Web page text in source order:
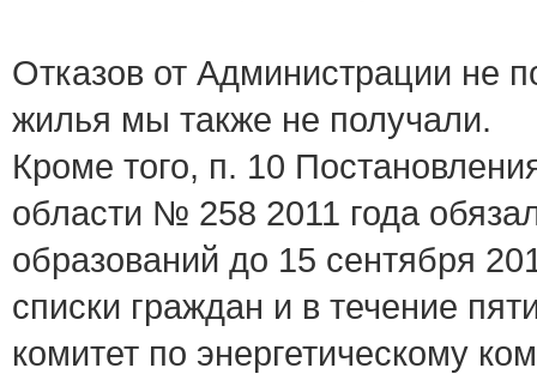
Отказов от Администрации не
жилья мы также не получали.
Кроме того, п. 10
области № 258 2011 года
образований до 15 сентября
списки граждан и в течение
комитет по энергетическому